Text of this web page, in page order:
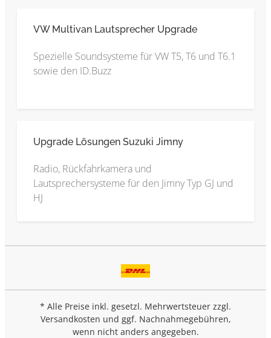
VW Multivan Lautsprecher Upgrade
Spezielle Soundsysteme für VW T5, T6 und T6.1
sowie den ID.Buzz
Upgrade Lösungen Suzuki Jimny
Radio, Rückfahrkamera und
Lautsprechersysteme für den Jimny Typ GJ und
HJ
* Alle Preise inkl. gesetzl. Mehrwertsteuer zzgl.
Versandkosten und ggf. Nachnahmegebühren,
wenn nicht anders angegeben.